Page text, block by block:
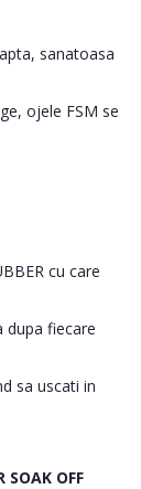
sanatoasa
ojele FSM se
cu care
dupa fiecare
sa uscati in
SOAK OFF